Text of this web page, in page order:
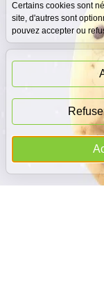
Certains cookies sont
site, d'autres sont
pouvez accepter ou
© 2026